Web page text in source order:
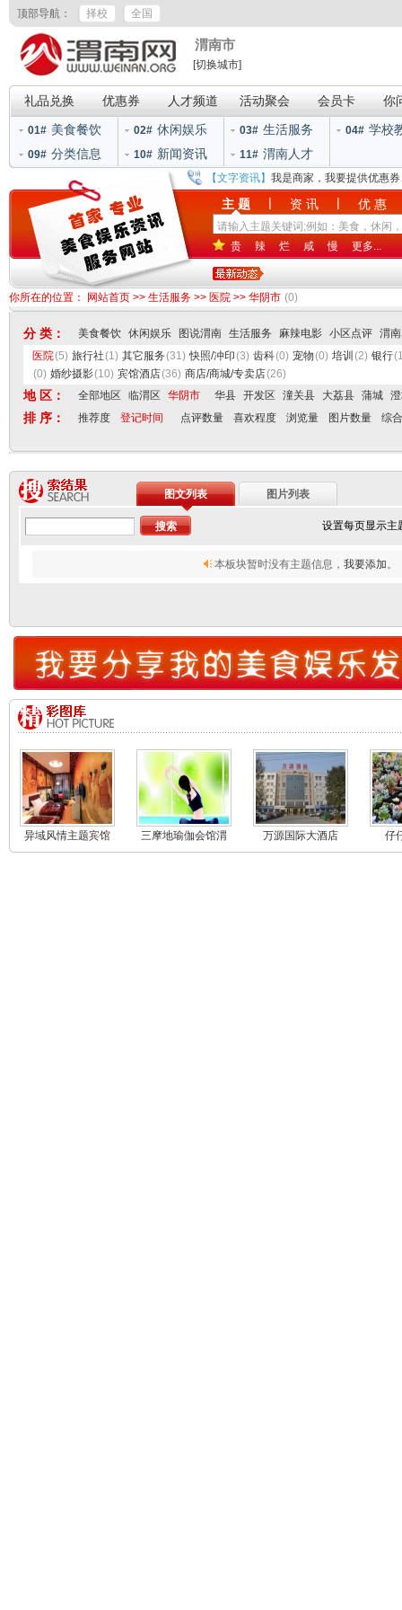
顶部导航： 择校 全国
渭南市
[切换城市]
礼品兑换 优惠券 人才频道 活动聚会 会员卡 你
01# 美食餐饮 02# 休闲娱乐 03# 生活服务 04# 学校
09# 分类信息 10# 新闻资讯 11# 渭南人才
【文字资讯】 我是商家，我要提供优惠
主 题 | 资 讯 | 优 惠
贵 辣 烂 咸 慢 更多...
你所在的位置： 网站首页 >> 生活服务 >> 医院 >> 华阴市 (0)
分 类： 美食餐饮 休闲娱乐 图说渭南 生活服务 麻辣电影 小区点评 渭
医院(5) 旅行社(1) 其它服务(31) 快照/冲印(3) 齿科(0) 宠物(0) 培训 (2) 银行
(0) 婚纱摄影(10) 宾馆酒店(36) 商店/商城/专卖店(26)
地 区： 全部地区 临渭区 华阴市 华县 开发区 潼关县 大荔县 蒲城
排 序： 推荐度 登记时间 点评数量 喜欢程度 浏览量 图片数量 综
图文列表 图片列表
设置每页显示
本板块暂时没有主题信息， 我要添加。
异域风情主题宾馆
三摩地瑜伽会馆渭
南店
万源国际大酒店 仔